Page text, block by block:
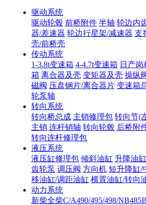
驱动系统
驱动轮毂 前桥附件 半轴 轮边内
器/差速器 轮边行星架/减速器 支
壳/前桥壳
传动系统
1-3.8t变速箱 4-4.7t变速箱 日产岗
箱 离合器及壳 变矩器及壳 操纵
磁阀 压盘钢片/离合器片 变速箱
轮泵轴
转向系统
转向桥总成 主销修理包 转向节(
主销 连杆销轴 转向轮毂 后桥附
转向连杆修理包
液压系统
液压缸修理包 倾斜油缸 升降油缸
齿轮泵 调压阀 方向机 短升降缸/
移油缸/调距油缸 横置油缸/转向
动力系统
新柴全柴C/A490/495/498/